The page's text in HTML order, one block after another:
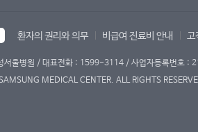
환자의 권리와 의무 비급여 진료비 안내 고
서울병원 / 대표전화 : 1599-3114 / 사업자등록번호
MEDICAL CENTER. ALL RIGHTS